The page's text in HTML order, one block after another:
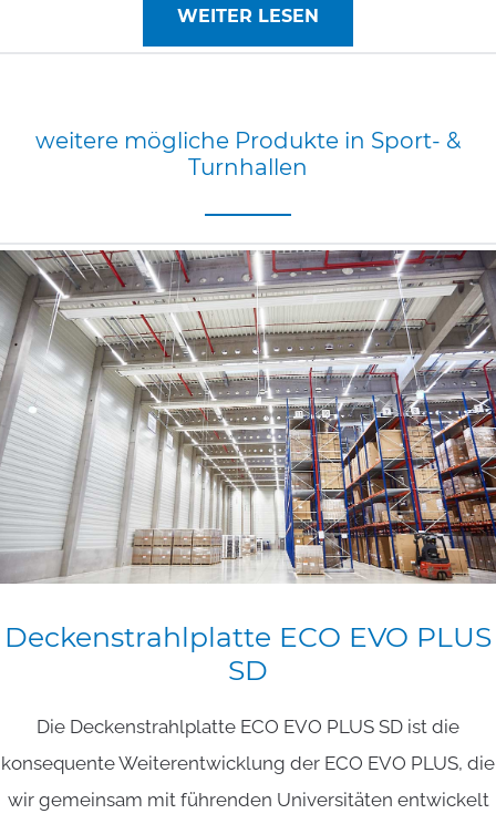
WEITER LESEN
weitere mögliche Produkte in Sport- &
Turnhallen
Deckenstrahlplatte ECO EVO PLUS
SD
Die Deckenstrahlplatte ECO EVO PLUS SD ist die
konsequente Weiterentwicklung der ECO EVO PLUS, die
wir gemeinsam mit führenden Universitäten entwickelt